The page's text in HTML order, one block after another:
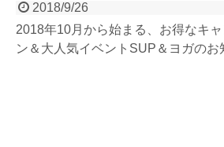
2018/9/26
2018年10月から始まる、お得なキ
ン＆大人気イベントSUP＆ヨガのお